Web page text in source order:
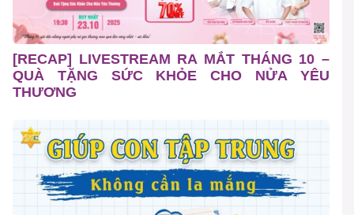
[RECAP] LIVESTREAM RA MẮT THÁNG 10 –
QUÀ TẶNG SỨC KHỎE CHO NỬA YÊU
THƯƠNG